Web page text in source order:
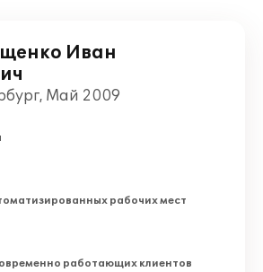
Иван
Май 2009
рабочих мест
работающих клиентов